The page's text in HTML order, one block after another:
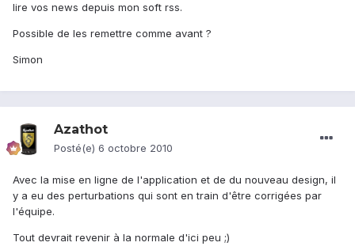
lire vos news depuis mon soft rss.
Possible de les remettre comme avant ?
Simon
Azathot
Posté(e) 6 octobre 2010
Avec la mise en ligne de l'application et de du nouveau design, il
y a eu des perturbations qui sont en train d'être corrigées par
l'équipe.
Tout devrait revenir à la normale d'ici peu ;)